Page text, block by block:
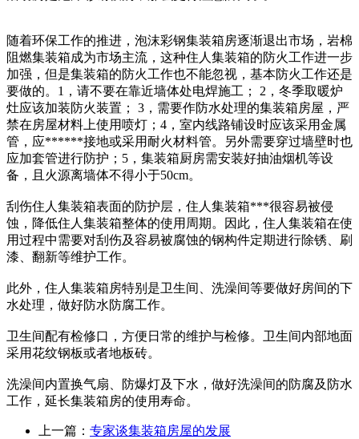
随着环保工作的推进，泡沫彩钢集装箱房逐渐退出市场，岩棉
阻燃集装箱成为市场主流，这种住人集装箱的防火工作进一步
加强，但是集装箱的防火工作也不能忽视，基本防火工作还是
要做的。1，请不要在靠近墙体处电焊施工； 2，冬季取暖炉
灶应该加装防火装置； 3，需要作防水处理的集装箱房屋，严
禁在房屋材料上使用喷灯；4，室内线路铺设时应该采用金属
管，应******接地或采用耐火材料管。另外需要穿过墙壁时也
应加套管进行防护；5，集装箱厨房需安装好抽油烟机等设
备，且火源离墙体不得小于50cm。
刮伤住人集装箱表面的防护层，住人集装箱***很容易被侵
蚀，降低住人集装箱整体的使用周期。因此，住人集装箱在使
用过程中需要对刮伤及容易被腐蚀的钢构件定期进行除锈、刷
漆、翻新等维护工作。
此外，住人集装箱房特别是卫生间、洗澡间等要做好房间的下
水处理，做好防水防腐工作。
卫生间配有检修口，方便日常的维护与检修。卫生间内部地面
采用花纹钢板或者地板砖。
洗澡间内置换气扇、防爆灯及下水，做好洗澡间的防腐及防水
工作，延长集装箱房的使用寿命。
上一篇： 专家谈集装箱房屋的发展